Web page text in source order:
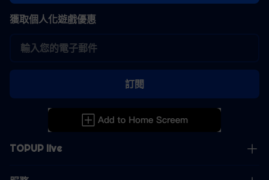
TOPUP live
獲取個人化遊戲優惠
訂閱